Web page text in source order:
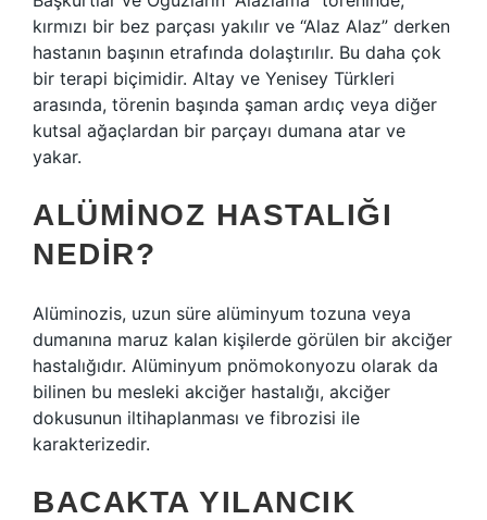
kırmızı bir bez parçası yakılır ve “Alaz Alaz” derken
hastanın başının etrafında dolaştırılır. Bu daha çok
bir terapi biçimidir. Altay ve Yenisey Türkleri
arasında, törenin başında şaman ardıç veya diğer
kutsal ağaçlardan bir parçayı dumana atar ve
yakar.
ALÜMINOZ HASTALIĞI
NEDIR?
Alüminozis, uzun süre alüminyum tozuna veya
dumanına maruz kalan kişilerde görülen bir akciğer
hastalığıdır. Alüminyum pnömokonyozu olarak da
bilinen bu mesleki akciğer hastalığı, akciğer
dokusunun iltihaplanması ve fibrozisi ile
karakterizedir.
BACAKTA YILANCIK